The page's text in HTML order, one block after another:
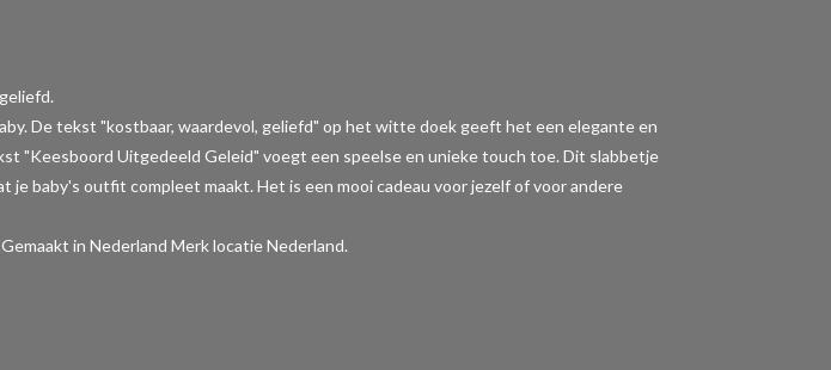
De tekst "kostbaar, waardevol, geliefd" op het witte doek geeft het een elegante en
"Keesboord Uitgedeeld Geleid" voegt een speelse en unieke touch toe. Dit slabbetje
je baby's outfit compleet maakt. Het is een mooi cadeau voor jezelf of voor andere
in Nederland Merk locatie Nederland.